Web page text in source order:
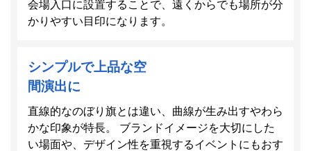
会場入口に設置することで、遠くからでも場所が分
かりやすい目印になります。
シンプルで上品な空
間演出に
直線的なのぼり旗とは違い、曲線が生み出すやわら
かな印象が特長。 ブランドイメージを大切にした
い場面や、デザイン性を重視するイベントにもおす